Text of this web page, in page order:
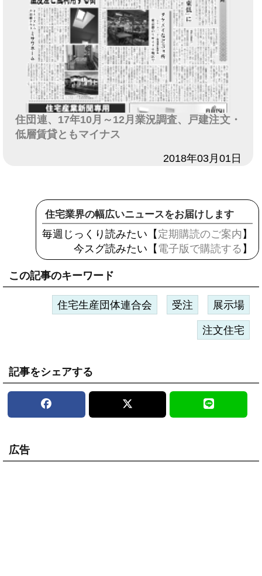
住団連、17年10月～12月業況調査、戸建注文・
低層賃貸ともマイナス
2018年03月01日
住宅業界の幅広いニュースをお届けします
毎週じっくり読みたい【 定期購読のご案内 】
今スグ読みたい【 電子版で購読する 】
この記事のキーワード
住宅生産団体連合会 受注 展示場
注文住宅
記事をシェアする
広告